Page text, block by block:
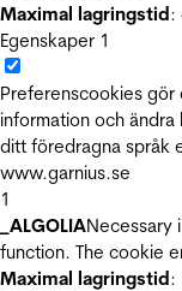
Maximal lagringstid:
Egenskaper 1
Preferenscookies
information och
ditt föredragna språk
www.garnius.se
1
_ALGOLIANecessary
function. The cookie
Maximal lagringstid: